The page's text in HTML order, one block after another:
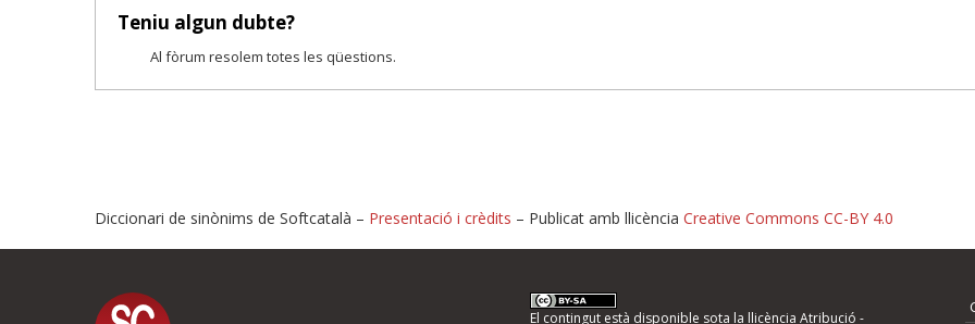
Teniu algun dubte?
Al fòrum resolem totes les qüestions.
Proposeu-nos millores o informeu d'errors
Diccionari de sinònims de Softcatalà – Presentació i crèdits – Publicat amb llicència Creative Commons CC-BY 4.0
El contingut està disponible sota la llicència Atribució -